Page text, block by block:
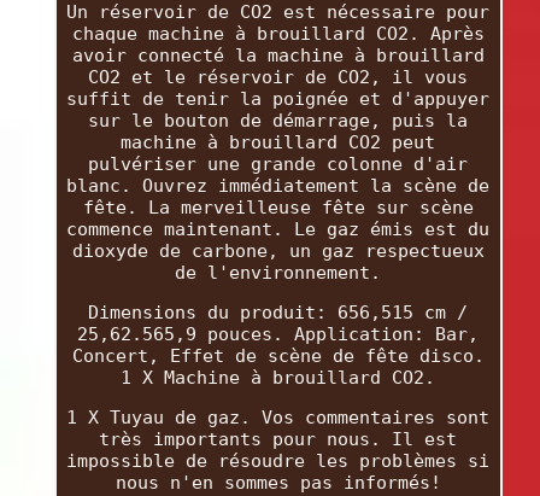
Un réservoir de CO2 est nécessaire pour
chaque machine à brouillard CO2. Après
avoir connecté la machine à brouillard
CO2 et le réservoir de CO2, il vous
suffit de tenir la poignée et d'appuyer
sur le bouton de démarrage, puis la
machine à brouillard CO2 peut
pulvériser une grande colonne d'air
blanc. Ouvrez immédiatement la scène de
fête. La merveilleuse fête sur scène
commence maintenant. Le gaz émis est du
dioxyde de carbone, un gaz respectueux
de l'environnement.
Dimensions du produit: 656,515 cm /
25,62.565,9 pouces. Application: Bar,
Concert, Effet de scène de fête disco.
1 X Machine à brouillard CO2.
1 X Tuyau de gaz. Vos commentaires sont
très importants pour nous. Il est
impossible de résoudre les problèmes si
nous n'en sommes pas informés!